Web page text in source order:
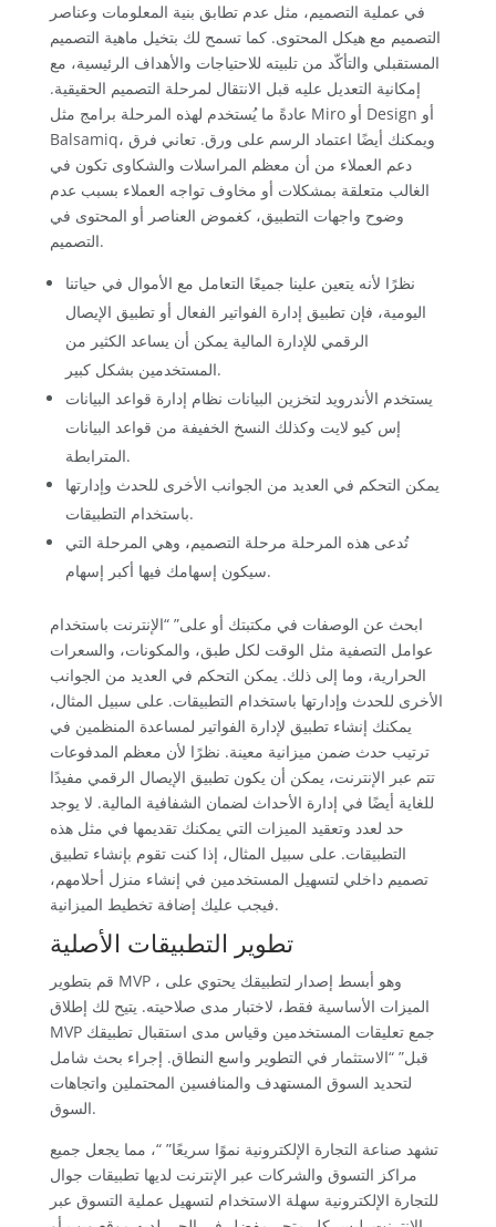
في عملية التصميم، مثل عدم تطابق بنية المعلومات وعناصر
التصميم مع هيكل المحتوى. كما تسمح لك بتخيل ماهية التصميم
المستقبلي والتأكّد من تلبيته للاحتياجات والأهداف الرئيسية، مع
إمكانية التعديل عليه قبل الانتقال لمرحلة التصميم الحقيقية.
عادةً ما يُستخدم لهذه المرحلة برامج مثل Miro أو Design أو
Balsamiq، ويمكنك أيضًا اعتماد الرسم على ورق. تعاني فرق
دعم العملاء من أن معظم المراسلات والشكاوى تكون في
الغالب متعلقة بمشكلات أو مخاوف تواجه العملاء بسبب عدم
وضوح واجهات التطبيق، كغموض العناصر أو المحتوى في
التصميم.
نظرًا لأنه يتعين علينا جميعًا التعامل مع الأموال في حياتنا
اليومية، فإن تطبيق إدارة الفواتير الفعال أو تطبيق الإيصال
الرقمي للإدارة المالية يمكن أن يساعد الكثير من
المستخدمين بشكل كبير.
يستخدم الأندرويد لتخزين البيانات نظام إدارة قواعد البيانات
إس كيو لايت وكذلك النسخ الخفيفة من قواعد البيانات
المترابطة.
يمكن التحكم في العديد من الجوانب الأخرى للحدث وإدارتها
باستخدام التطبيقات.
تُدعى هذه المرحلة مرحلة التصميم، وهي المرحلة التي
سيكون إسهامك فيها أكبر إسهام.
ابحث عن الوصفات في مكتبتك أو على” “الإنترنت باستخدام
عوامل التصفية مثل الوقت لكل طبق، والمكونات، والسعرات
الحرارية، وما إلى ذلك. يمكن التحكم في العديد من الجوانب
الأخرى للحدث وإدارتها باستخدام التطبيقات. على سبيل المثال،
يمكنك إنشاء تطبيق لإدارة الفواتير لمساعدة المنظمين في
ترتيب حدث ضمن ميزانية معينة. نظرًا لأن معظم المدفوعات
تتم عبر الإنترنت، يمكن أن يكون تطبيق الإيصال الرقمي مفيدًا
للغاية أيضًا في إدارة الأحداث لضمان الشفافية المالية. لا يوجد
حد لعدد وتعقيد الميزات التي يمكنك تقديمها في مثل هذه
التطبيقات. على سبيل المثال، إذا كنت تقوم بإنشاء تطبيق
تصميم داخلي لتسهيل المستخدمين في إنشاء منزل أحلامهم،
فيجب عليك إضافة تخطيط الميزانية.
تطوير التطبيقات الأصلية
قم بتطوير MVP ، وهو أبسط إصدار لتطبيقك يحتوي على
الميزات الأساسية فقط، لاختبار مدى صلاحيته. يتيح لك إطلاق
MVP جمع تعليقات المستخدمين وقياس مدى استقبال تطبيقك
قبل” “الاستثمار في التطوير واسع النطاق. إجراء بحث شامل
لتحديد السوق المستهدف والمنافسين المحتملين واتجاهات
السوق.
تشهد صناعة التجارة الإلكترونية نموًا سريعًا” “، مما يجعل جميع
مراكز التسوق والشركات عبر الإنترنت لديها تطبيقات جوال
للتجارة الإلكترونية سهلة الاستخدام لتسهيل عملية التسوق عبر